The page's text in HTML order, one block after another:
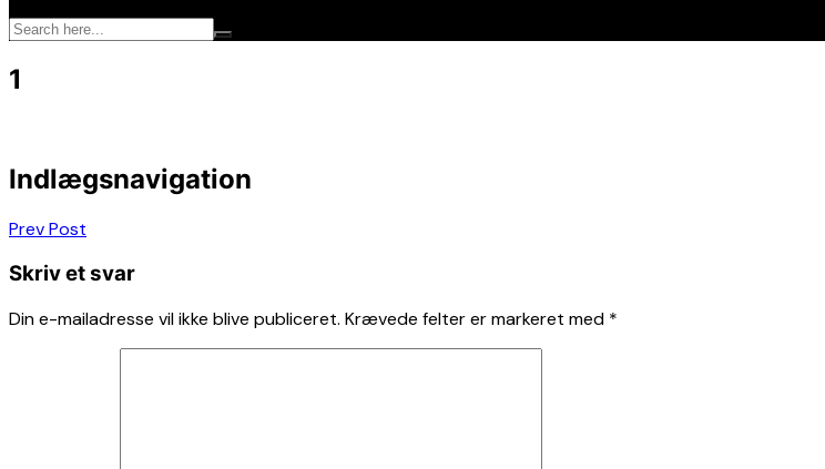
1
Indlægsnavigation
Prev Post
Skriv et svar
Din e-mailadresse vil ikke blive publiceret. Krævede felter er markeret med *